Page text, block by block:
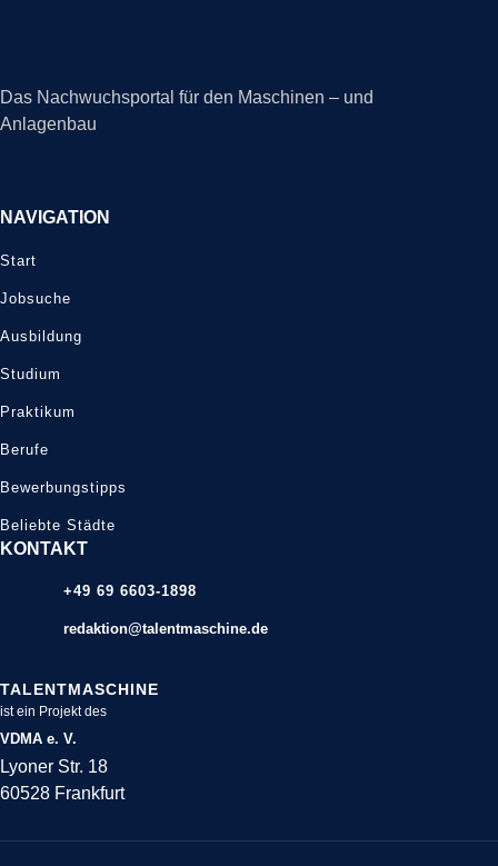
Das Nachwuchsportal für den Maschinen – und
Anlagenbau
NAVIGATION
Start
Jobsuche
Ausbildung
Studium
Praktikum
Berufe
Bewerbungstipps
Beliebte Städte
KONTAKT
+49 69 6603-1898
redaktion@talentmaschine.de
TALENTMASCHINE
ist ein Projekt des
VDMA e. V.
Lyoner Str. 18
60528 Frankfurt